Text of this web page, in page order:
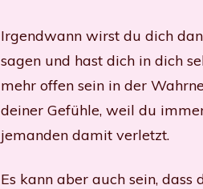
Irgendwann wirst du dich
sagen und hast dich in dich
mehr offen sein in der
deiner Gefühle, weil du
jemanden damit verletzt.
Es kann aber auch sein, dass